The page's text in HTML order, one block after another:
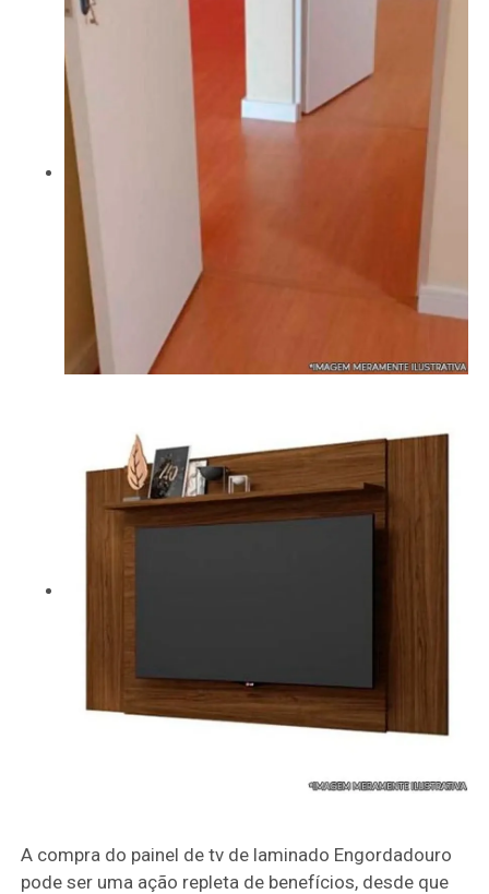
A compra do painel de tv de laminado Engordadouro
pode ser uma ação repleta de benefícios, desde que